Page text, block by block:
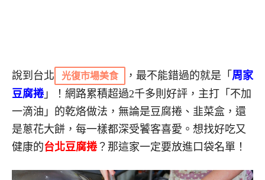
說到台北 光復市場美食 ， 最不能錯過的就是「 周家
豆腐捲」！網路累積超過2千多則好評，主打「不加
一滴油」的乾烙做法，無論是豆腐捲、韭菜盒，還
是蔥花大餅，每一樣都深受饕客喜愛。想找好吃又
健康的台北豆腐捲？那這家一定要放進口袋名單！